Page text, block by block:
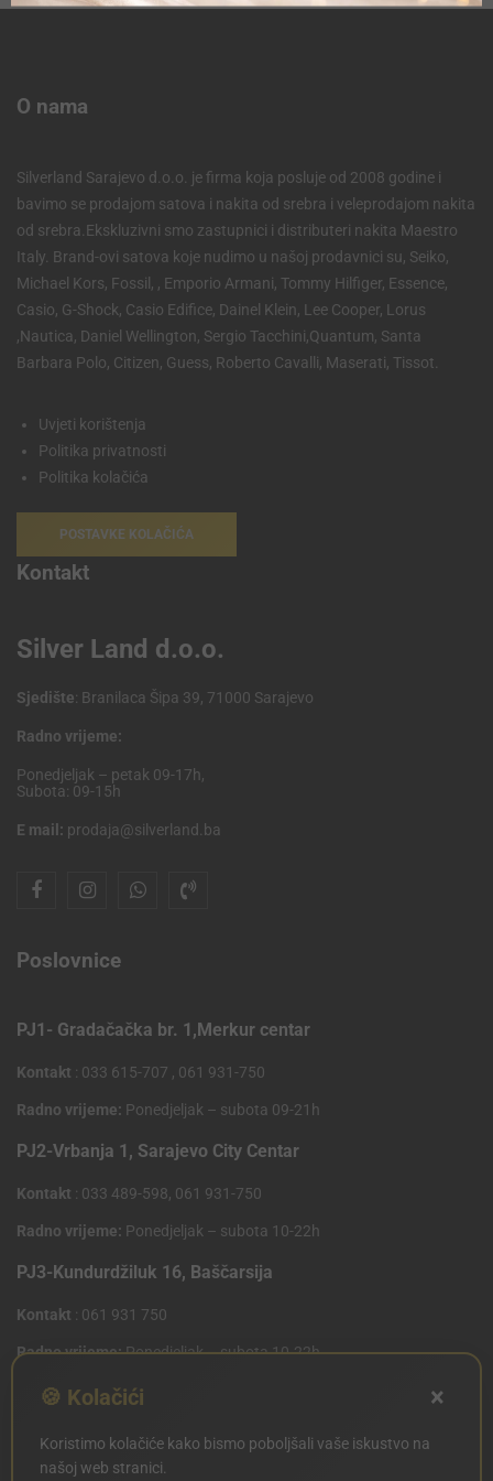
O nama
Silverland Sarajevo d.o.o. je firma koja posluje od 2008 godine i
bavimo se prodajom satova i nakita od srebra i veleprodajom nakita
od srebra.Ekskluzivni smo zastupnici i distributeri nakita Maestro
Italy. Brand-ovi satova koje nudimo u našoj prodavnici su, Seiko,
Michael Kors, Fossil, , Emporio Armani, Tommy Hilfiger, Essence,
Casio, G-Shock, Casio Edifice, Dainel Klein, Lee Cooper, Lorus
,Nautica, Daniel Wellington, Sergio Tacchini,Quantum, Santa
Barbara Polo, Citizen, Guess, Roberto Cavalli, Maserati, Tissot.
Uvjeti korištenja
Politika privatnosti
Politika kolačića
POSTAVKE KOLAČIĆA
Kontakt
Silver Land d.o.o.
Sjedište: Branilaca Šipa 39, 71000 Sarajevo
Radno vrijeme:
Ponedjeljak – petak 09-17h,
Subota: 09-15h
E mail: prodaja@silverland.ba
Poslovnice
PJ1- Gradačačka br. 1,Merkur centar
Kontakt : 033 615-707 , 061 931-750
Radno vrijeme: Ponedjeljak – subota 09-21h
PJ2-Vrbanja 1, Sarajevo City Centar
Kontakt : 033 489-598, 061 931-750
Radno vrijeme: Ponedjeljak – subota 10-22h
PJ3-Kundurdžiluk 16, Baščarsija
Kontakt : 061 931 750
Radno vrijeme:Ponedjeljak – subota 10-22h
PJ4 West Gate,Mostarsko raskrsce 10 (Penny Plus
Kontakt: 061 931 750
🍪 Kolačići ×
Koristimo kolačiće kako bismo poboljšali vaše iskustvo na
našoj web stranici.